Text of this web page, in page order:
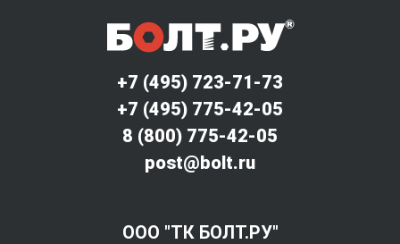
+7 (495) 723-71-73
+7 (495) 775-42-05
8 (800) 775-42-05
post@bolt.ru
ООО "ТК БОЛТ.РУ"